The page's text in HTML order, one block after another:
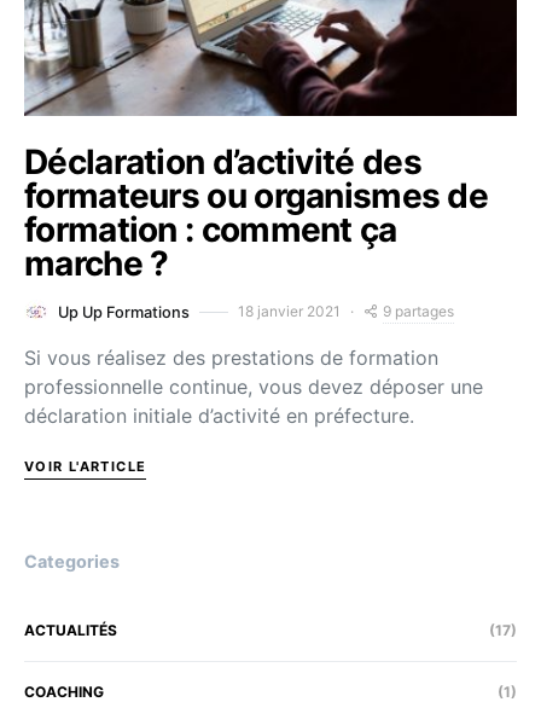
Déclaration d’activité des
formateurs ou organismes de
formation : comment ça
marche ?
Up Up Formations 18 janvier 2021 9 partages
Si vous réalisez des prestations de formation
professionnelle continue, vous devez déposer une
déclaration initiale d’activité en préfecture.
VOIR L'ARTICLE
Categories
ACTUALITÉS (17)
COACHING (1)